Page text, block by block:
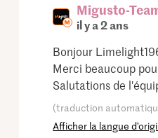
Migusto-
il y a 2 ans
Bonjour
Merci beaucoup
Salutations de
(traduction
Afficher la langue